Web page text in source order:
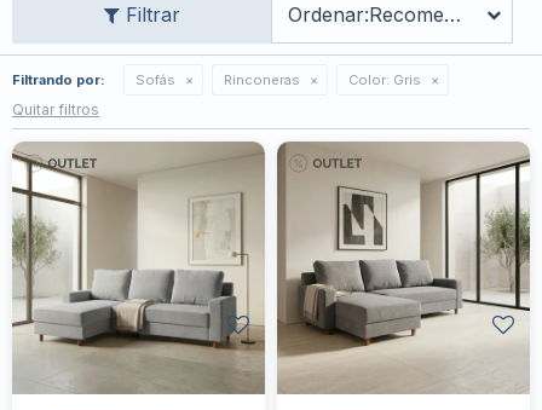
Recomendados
Filtrando por: Sofás Rinconeras Color: Gris
Quitar filtros